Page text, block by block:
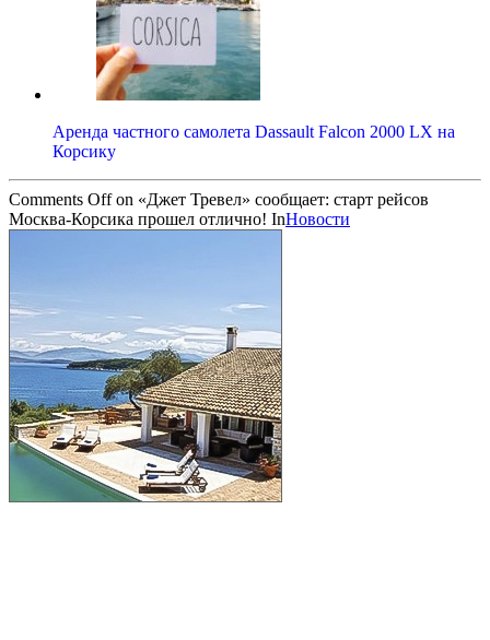
Аренда частного самолета Dassault Falcon 2000 LX на
Корсику
Comments Offon «Джет Тревел» сообщает: старт рейсов
Москва-Корсика прошел отлично! InНовости